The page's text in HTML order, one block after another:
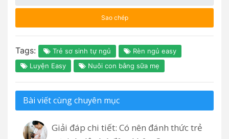
Sao chép
Tags: Trẻ sơ sinh tự ngủ
Rèn ngủ easy
Luyện Easy
Nuôi con bằng sữa mẹ
Bài viết cùng chuyên mục
Giải đáp chi tiết: Có nên đánh thức trẻ